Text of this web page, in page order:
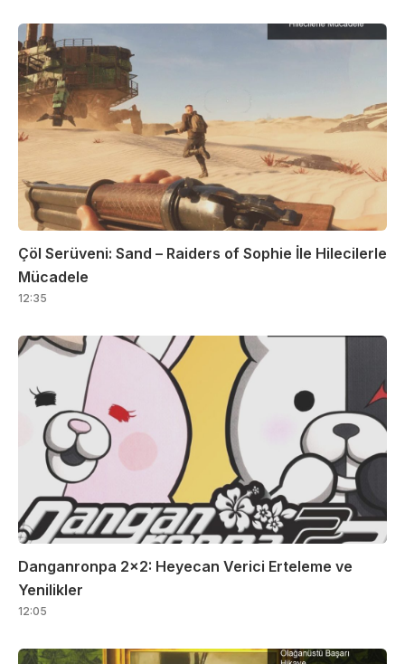
Çöl Serüveni: Sand – Raiders of Sophie İle Hilecilerle
Mücadele
12:35
Danganronpa 2×2: Heyecan Verici Erteleme ve
Yenilikler
12:05